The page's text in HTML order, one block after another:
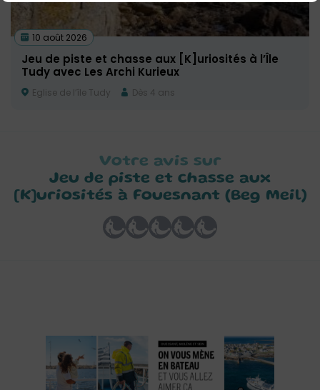
10 août 2026
Jeu de piste et chasse aux [K]uriosités à l’Île
Tudy avec Les Archi Kurieux
Eglise de l’île Tudy Dès 4 ans
Votre avis sur
Jeu de piste et chasse aux
[K]uriosités à Fouesnant (Beg Meil)